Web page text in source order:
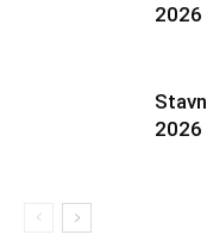
2026
2026